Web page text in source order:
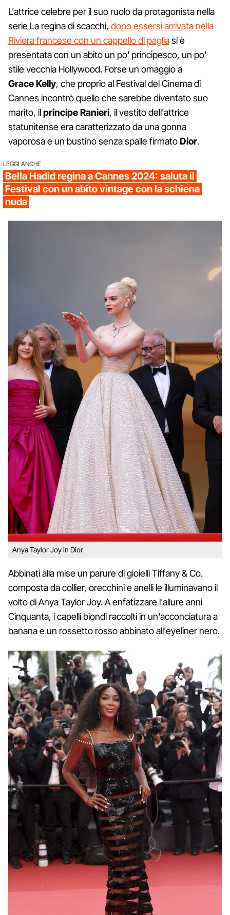
L'attrice celebre per il suo ruolo da protagonista nella
serie La regina di scacchi, dopo essersi arrivata nella
Riviera francese con un cappello di pagliasi è
presentata con un abito un po' principesco, un po'
stile vecchia Hollywood. Forse un omaggio a
GraceKelly, che proprio al Festival del Cinema di
Cannes incontrò quello che sarebbe diventato suo
marito, ilprincipeRanieri, il vestito dell'attrice
statunitense era caratterizzato da una gonna
vaporosa e un bustino senza spalle firmatoDior.
LEGGI ANCHE
Bella Hadid regina a Cannes 2024: saluta il
Festival con un abito vintage con la schiena
nuda
Anya Taylor Joy in Dior
Abbinati alla mise un parure di gioielli Tiffany & Co.
composta da collier, orecchini e anelli le illuminavano il
volto di Anya Taylor Joy. A enfatizzare l'allure anni
Cinquanta, i capelli biondi raccolti in un'acconciatura a
banana e un rossetto rosso abbinato all'eyeliner nero.